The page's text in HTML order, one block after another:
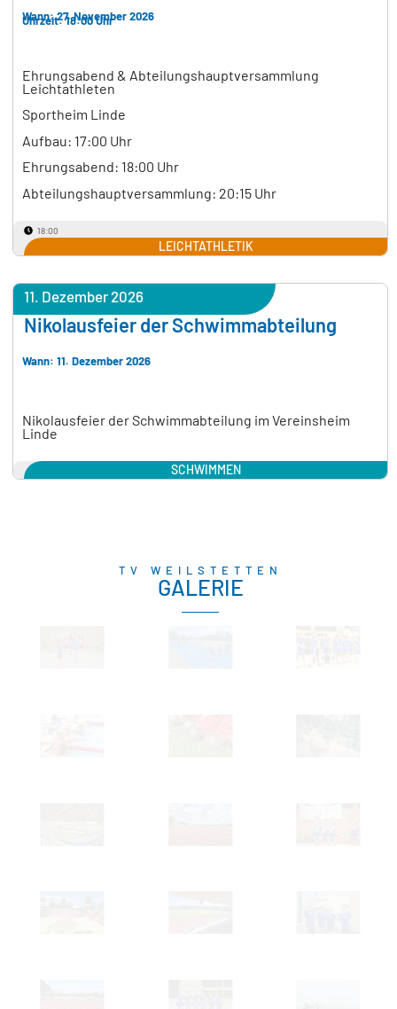
Wann: 27. November 2026
Uhrzeit: 18:00 Uhr
Ehrungsabend & Abteilungshauptversammlung
Leichtathleten
Sportheim Linde
Aufbau: 17:00 Uhr
Ehrungsabend: 18:00 Uhr
Abteilungshauptversammlung: 20:15 Uhr
18:00
LEICHTATHLETIK
11. Dezember 2026
Nikolausfeier der Schwimmabteilung
Wann: 11. Dezember 2026
Nikolausfeier der Schwimmabteilung im Vereinsheim
Linde
SCHWIMMEN
TV WEILSTETTEN
GALERIE